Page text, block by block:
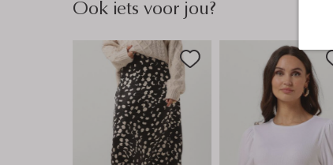
Ook iets voor jou?